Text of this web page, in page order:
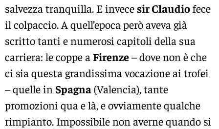
salvezza tranquilla. E invece sir Claudiofece
il colpaccio. A quell’epoca però aveva già
scritto tanti e numerosi capitoli della sua
carriera: le coppe a Firenze– dove non è che
ci sia questa grandissima vocazione ai trofei
– quelle in Spagna(Valencia), tante
promozioni qua e là, e ovviamente qualche
rimpianto. Impossibile non averne quando si